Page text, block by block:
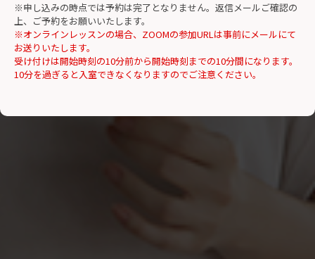
※申し込みの時点では予約は完了となりません。返信メールご確認の
上、ご予約をお願いいたします。
※オンラインレッスンの場合、ZOOMの参加URLは事前にメールにて
お送りいたします。
受け付けは開始時刻の10分前から開始時刻までの10分間になります。
10分を過ぎると入室できなくなりますのでご注意ください。